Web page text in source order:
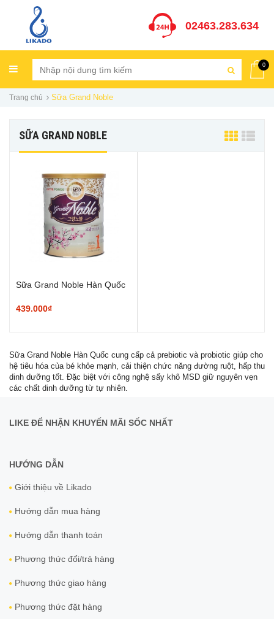
02463.283.634
0
Trang chủ Sữa Grand Noble
SỮA GRAND NOBLE
Sữa Grand Noble Hàn Quốc
439.000₫
Sữa Grand Noble Hàn Quốc cung cấp cả prebiotic và probiotic giúp cho
hệ tiêu hóa của bé khỏe mạnh, cải thiện chức năng đường ruột, hấp thu
dinh dưỡng tốt. Đặc biệt với công nghệ sấy khô MSD giữ nguyên vẹn
các chất dinh dưỡng từ tự nhiên.
LIKE ĐỂ NHẬN KHUYẾN MÃI SỐC NHẤT
HƯỚNG DẪN
Giới thiệu về Likado
Hướng dẫn mua hàng
Hướng dẫn thanh toán
Phương thức đổi/trả hàng
Phương thức giao hàng
Phương thức đặt hàng